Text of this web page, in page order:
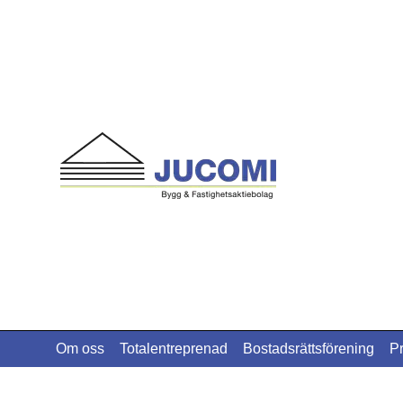
Om oss Totalentreprenad Bostadsrättsförening